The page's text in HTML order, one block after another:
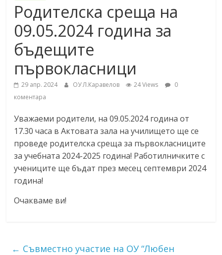
Родителска среща на
09.05.2024 година за
бъдещите
първокласници
29 апр. 2024 ОУ Л.Каравелов 24 Views
0
коментара
Уважаеми родители, на 09.05.2024 година от
17.30 часа в Актовата зала на училището ще се
проведе родителска среща за първокласниците
за учебната 2024-2025 година! Работилничките с
учениците ще бъдат през месец септември 2024
година!
Очакваме ви!
← Съвместно участие на ОУ “Любен